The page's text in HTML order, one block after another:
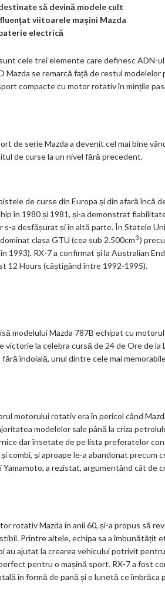
o
o
m
ar
să devină modele cult
viitoarele mașini Mazda
electrică
cele trei elemente care definesc ADN-ul
se remarcă față de restul modelelor
compacte cu motor rotativ în mințile
de serie Mazda a devenit cel mai bine
de curse la un nivel fără precedent.
de curse din Europa și din afară încă
în 1980 și 1981, și-a demonstrat
s-a desfășurat și în altă parte. În Statele
clasa GTU (cea sub 2.500cm3)
1993). RX-7 a confirmat și la Australian
12 Hours (câștigând între 1992-1995).
modelului Mazda 787B echipat cu
la celebra cursă de 24 de Ore de la
îndoială, unul dintre cele mai
motorului rotativ era în pericol când
modelelor sale până la criza
dar însetate de pe lista preferatelor
combi, și aproape le-a abandonat precum
a rezistat, argumentând cât de
rotativ Mazda în anii 60, și-a propus să
Printre altele, echipa sa a îmbunătățit
ajutat la crearea vehicului potrivit
pentru o mașină sport. RX-7 a fost
în formă de pană și o lunetă ce îmbrăca